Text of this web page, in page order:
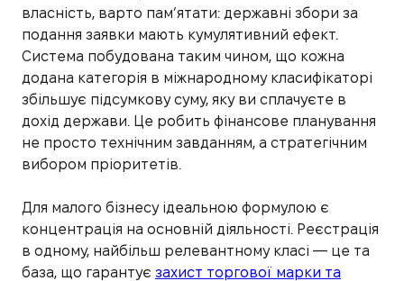
власність, варто пам’ятати: державні збори за
подання заявки мають кумулятивний ефект.
Система побудована таким чином, що кожна
додана категорія в міжнародному класифікаторі
збільшує підсумкову суму, яку ви сплачуєте в
дохід держави. Це робить фінансове планування
не просто технічним завданням, а стратегічним
вибором пріоритетів.
Для малого бізнесу ідеальною формулою є
концентрація на основній діяльності. Реєстрація
в одному, найбільш релевантному класі — це та
база, що гарантує захист торгової марки та